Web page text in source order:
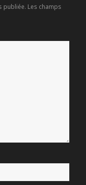
publiée. Les champs